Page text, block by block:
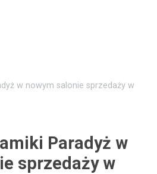
w nowym salonie sprzedaży w
Paradyż w
sprzedaży w